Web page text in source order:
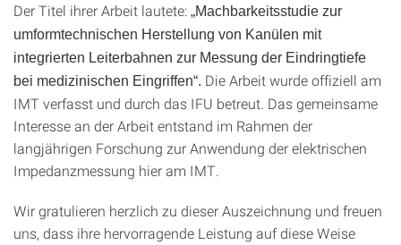
DerTitel ihrerArbeit lautete: „Machbarkeitsstudie zur
umformtechnischen Herstellung von Kanülen mit
integrierten Leiterbahnen zur Messung der Eindringtiefe
bei medizinischen Eingriffen“. Die Arbeit wurde offiziell am
IMT verfasst und durch das IFU betreut. Das gemeinsame
Interesse an der Arbeit entstand im Rahmen der
langjährigen Forschung zur Anwendung der elektrischen
Impedanzmessung hier am IMT.
Wirgratulieren herzlich zu dieserAuszeichnung und freuen
uns, dass ihre hervorragende Leistung aufdieseWeise